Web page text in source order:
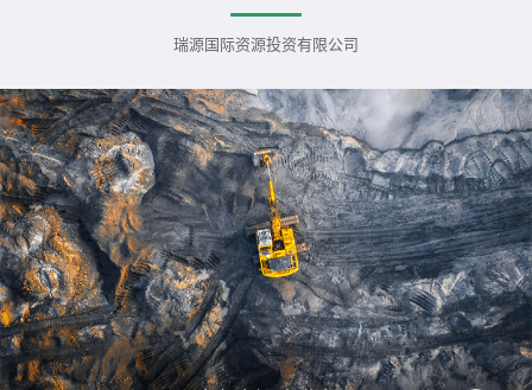
瑞源国际资源投资有限公司